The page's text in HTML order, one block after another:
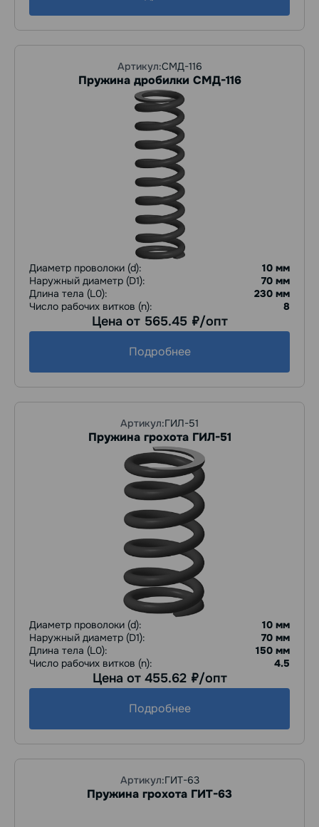
Артикул:СМД-116
Пружина дробилки СМД-116
Диаметр проволоки (d):
10 мм
Наружный диаметр (D1):
70 мм
Длина тела (L0):
230 мм
Число рабочих витков (n):
8
Цена от 565.45 руб./опт
Подробнее
Артикул:ГИЛ-51
Пружина грохота ГИЛ-51
Диаметр проволоки (d):
10 мм
Наружный диаметр (D1):
70 мм
Длина тела (L0):
150 мм
Число рабочих витков (n):
4.5
Цена от 455.62 руб./опт
Подробнее
Артикул:ГИТ-63
Пружина грохота ГИТ-63